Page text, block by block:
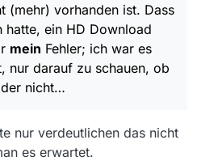
(mehr) vorhanden ist. Dass
hatte, ein HD Download
mein Fehler; ich war es
nur darauf zu schauen, ob
nicht…
nur verdeutlichen das nicht
es erwartet.